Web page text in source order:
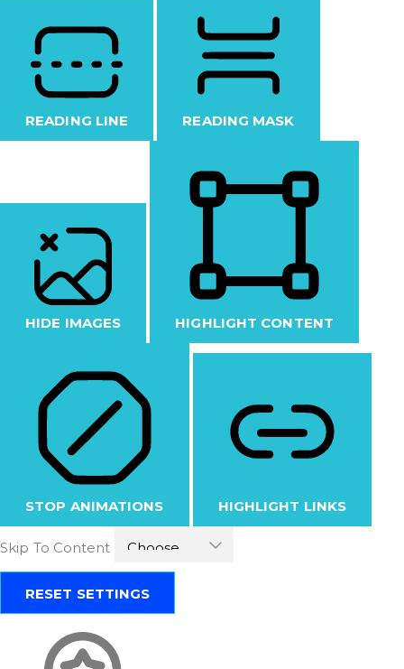
READING LINE READING MASK
HIDE IMAGES HIGHLIGHT CONTENT
STOP ANIMATIONS HIGHLIGHT LINKS
Skip To Content
RESET SETTINGS